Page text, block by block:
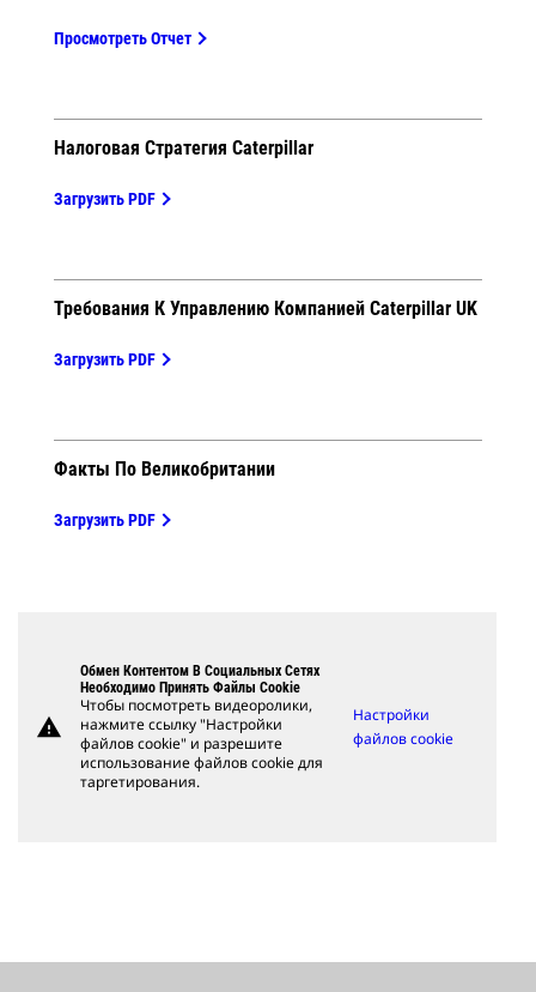
Просмотреть Отчет
Налоговая Стратегия Caterpillar
Загрузить PDF
Требования К Управлению Компанией Caterpillar UK
Загрузить PDF
Факты По Великобритании
Загрузить PDF
warning
Обмен Контентом В Социальных Сетях
Необходимо Принять Файлы Cookie
Чтобы посмотреть видеоролики,
нажмите ссылку "Настройки
файлов cookie" и разрешите
использование файлов cookie для
таргетирования.
Настройки
файлов cookie